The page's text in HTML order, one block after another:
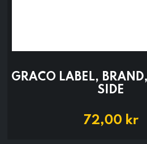
GRACO LABEL,
SIDE
72,00 kr